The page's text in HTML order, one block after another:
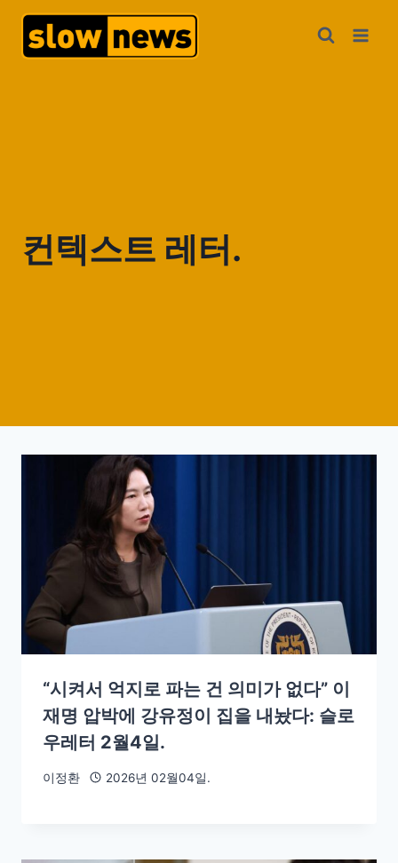
컨텍스트 레터.
“시켜서 억지로 파는 건 의미가 없다” 이
재명 압박에 강유정이 집을 내놨다: 슬로
우레터 2월4일.
이정환 2026년 02월04일.